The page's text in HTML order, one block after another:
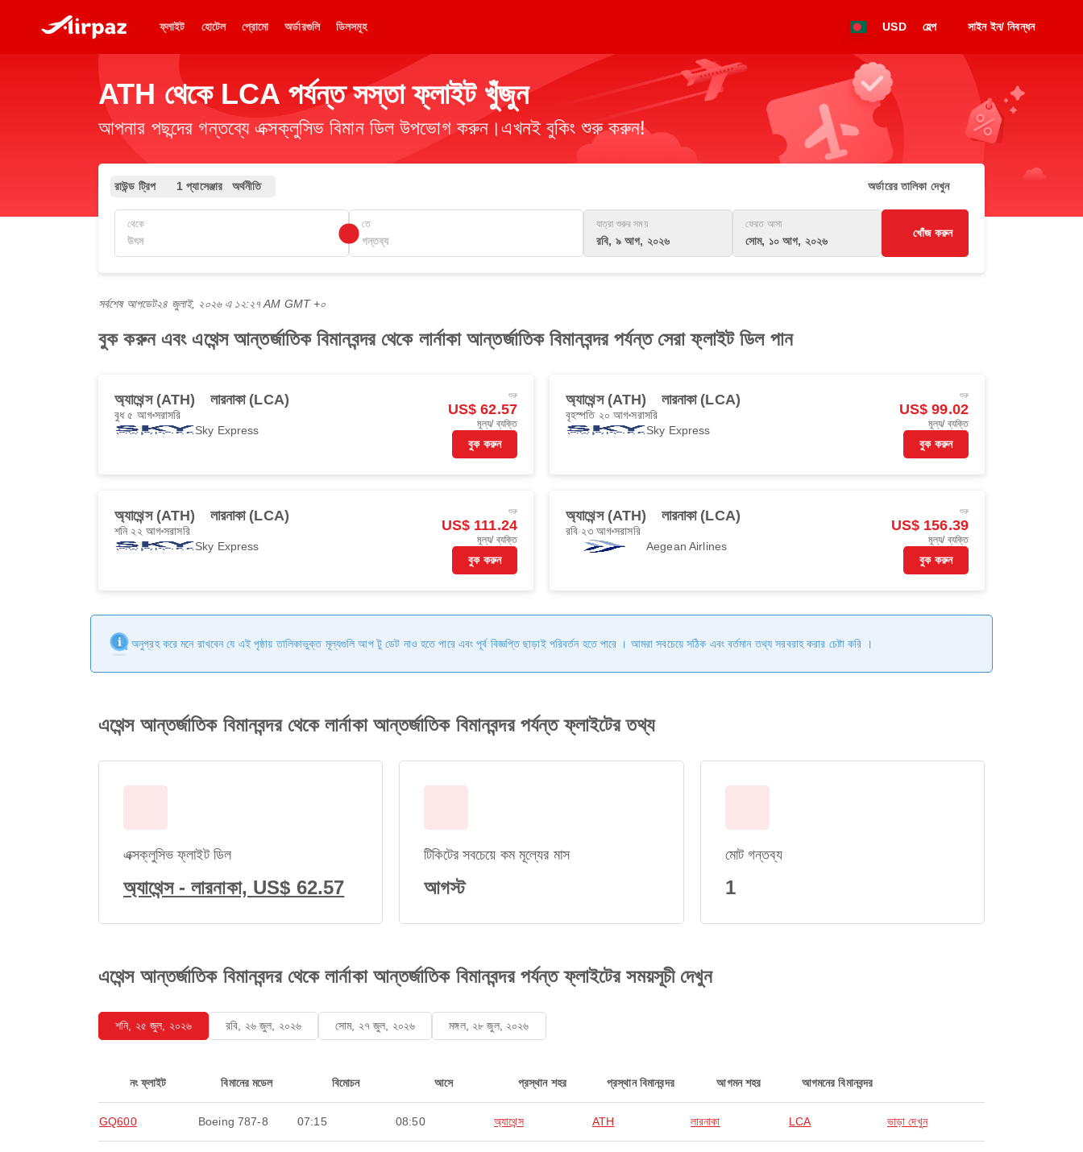
ফ্লাইট হোটেল প্রোমো অর্ডারগুলি ডিলসমূহ USD হেল্প সাইন ইন/ নিবন্ধন
ATH থেকে LCA পর্যন্ত সস্তা ফ্লাইট খুঁজুন
আপনার পছন্দের গন্তব্যে এক্সক্লুসিভ বিমান ডিল উপভোগ করুন।এখনই বুকিং শুরু করুন!
রাউন্ড ট্রিপ 1 প্যাসেঞ্জার অর্থনীতি অর্ডারের তালিকা দেখুন
থেকে তে যাত্রা শুরুর সময়
রবি, ৯ আগ, ২০২৬
ফেরত আসা
সোম, ১০ আগ, ২০২৬
খোঁজ করুন
সর্বশেষ আপডেট২৪ জুলাই, ২০২৬ এ ১২:২৭ AM GMT +০
বুক করুন এবং এথেন্স আন্তর্জাতিক বিমানবন্দর থেকে লার্নাকা আন্তর্জাতিক বিমানবন্দর পর্যন্ত সেরা ফ্লাইট ডিল পান
অ্যাথেন্স (ATH) লারনাকা (LCA)
বুধ ৫ আগসরাসরি
Sky Express
শুরু
US$ 62.57
মূল্য/ ব্যক্তি
বুক করুন
অ্যাথেন্স (ATH) লারনাকা (LCA)
বৃহস্পতি ২০ আগসরাসরি
Sky Express
শুরু
US$ 99.02
মূল্য/ ব্যক্তি
বুক করুন
অ্যাথেন্স (ATH) লারনাকা (LCA)
শনি ২২ আগসরাসরি
Sky Express
শুরু
US$ 111.24
মূল্য/ ব্যক্তি
বুক করুন
অ্যাথেন্স (ATH) লারনাকা (LCA)
রবি ২৩ আগসরাসরি
Aegean Airlines
শুরু
US$ 156.39
মূল্য/ ব্যক্তি
বুক করুন
অনুগ্রহ করে মনে রাখবেন যে এই পৃষ্ঠায় তালিকাভুক্ত মূল্যগুলি আপ টু ডেট নাও হতে পারে এবং পূর্ব বিজ্ঞপ্তি ছাড়াই পরিবর্তন হতে পারে । আমরা সবচেয়ে সঠিক এবং বর্তমান তথ্য সরবরাহ করার চেষ্টা করি ।
এথেন্স আন্তর্জাতিক বিমানবন্দর থেকে লার্নাকা আন্তর্জাতিক বিমানবন্দর পর্যন্ত ফ্লাইটের তথ্য
এক্সক্লুসিভ ফ্লাইট ডিল
অ্যাথেন্স - লারনাকা, US$ 62.57
টিকিটের সবচেয়ে কম মূল্যের মাস
আগস্ট
মোট গন্তব্য
1
এথেন্স আন্তর্জাতিক বিমানবন্দর থেকে লার্নাকা আন্তর্জাতিক বিমানবন্দর পর্যন্ত ফ্লাইটের সময়সূচী দেখুন
শনি, ২৫ জুল, ২০২৬ রবি, ২৬ জুল, ২০২৬ সোম, ২৭ জুল, ২০২৬ মঙ্গল, ২৮ জুল, ২০২৬
নং ফ্লাইট বিমানের মডেল বিমোচন আসে প্রস্থান শহর প্রস্থান বিমানবন্দর আগমন শহর আগমনের বিমানবন্দর
GQ600 Boeing 787-8 07:15 08:50 অ্যাথেন্স ATH লারনাকা LCA ভাড়া দেখুন